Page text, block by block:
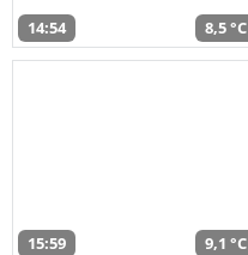
14:54 8,5 °C
15:59 9,1 °C